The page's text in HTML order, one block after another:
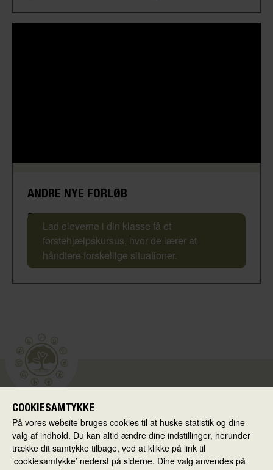
ANDRE NYE FORLØB
Førstehjælpskursus
Lad eleverne i din klasse få et
førstehjælpskursus, hvor de lærer at
håndtere forskellige situationer.
Skolen i Virkeligheden
Ballerup Kommune
Hold-an Vej 7
2750 Ballerup
COOKIESAMTYKKE
På vores website bruges cookies til at huske statistik og dine
valg af indhold. Du kan altid ændre dine indstillinger, herunder
trække dit samtykke tilbage, ved at klikke på link til
’cookiesamtykke’ nederst på siderne. Dine valg anvendes på